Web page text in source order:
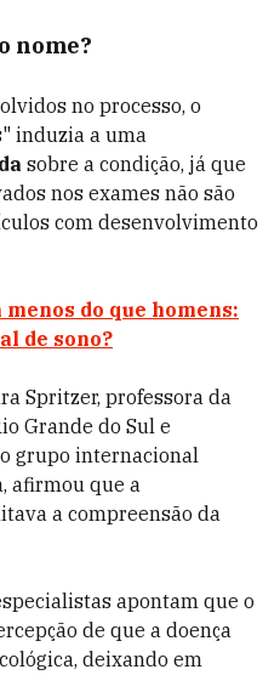
nome?
no processo, o
induzia a uma
sobre a condição, já que
nos exames não são
com desenvolvimento
do que homens:
de sono?
Spritzer, professora da
Grande do Sul e
grupo internacional
afirmou que a
a compreensão da
apontam que o
de que a doença
deixando em